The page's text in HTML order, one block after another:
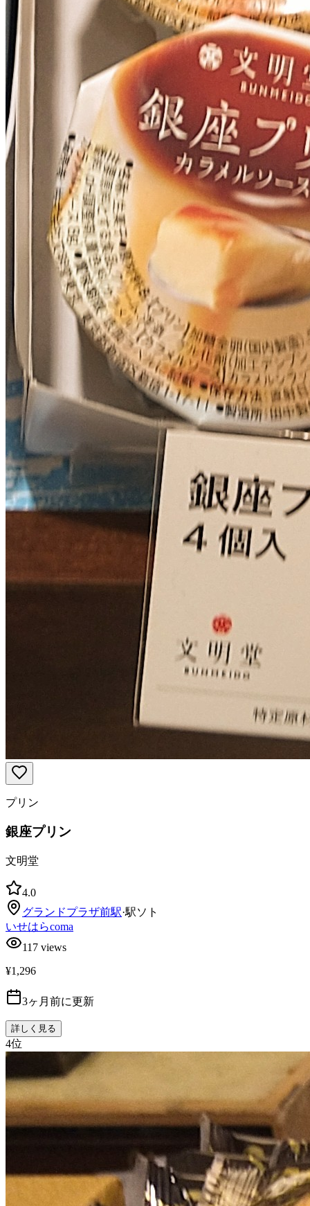
プリン
銀座プリン
文明堂
4.0
グランドプラザ前駅·駅ソト
いせはらcoma
117 views
¥1,296
3ヶ月前に更新
詳しく見る
4位